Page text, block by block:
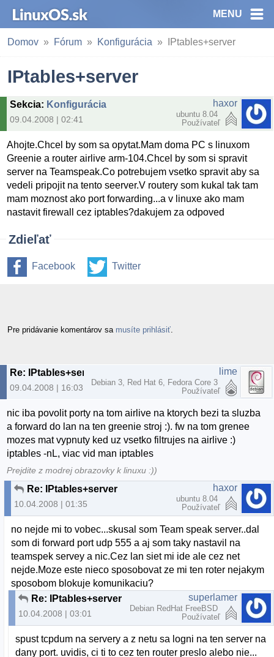
MENU
Domov Fórum Konfigurácia IPtables+server
IPtables+server
Sekcia: Konfigurácia
09.04.2008 | 02:41
haxor
ubuntu 8.04
Používateľ
Ahojte.Chcel by som sa opytat.Mam doma PC s linuxom
Greenie a router airlive arm-104.Chcel by som si spravit
server na Teamspeak.Co potrebujem vsetko spravit aby sa
vedeli pripojit na tento seerver.V routery som kukal tak tam
mam moznost ako port forwarding...a v linuxe ako mam
nastavit firewall cez iptables?dakujem za odpoved
Zdieľať
Facebook Twitter
Pre pridávanie komentárov sa musíte prihlásiť
Re: IPtables+server
09.04.2008 | 16:03
lime
Debian 3, Red Hat 6, Fedora Core 3
Používateľ
nic iba povolit porty na tom airlive na ktorych bezi ta sluzba
a forward do lan na ten greenie stroj :). fw na tom grenee
mozes mat vypnuty ked uz vsetko filtrujes na airlive :)
iptables -nL, viac vid man iptables
Prejdite z modrej obrazovky k linuxu :))
Re: IPtables+server
10.04.2008 | 01:35
haxor
ubuntu 8.04
Používateľ
no nejde mi to vobec...skusal som Team speak server..dal
som di forward port udp 555 a aj som taky nastavil na
teamspek servey a nic.Cez lan siet mi ide ale cez net
nejde.Moze este nieco sposobovat ze mi ten roter nejakym
sposobom blokuje komunikaciu?
Re: IPtables+server
10.04.2008 | 03:01
superlamer
Debian RedHat FreeBSD
Používateľ
spust tcpdum na servery a z netu sa logni na ten server na
dany port. uvidis, ci ti to cez ten router preslo alebo nie...